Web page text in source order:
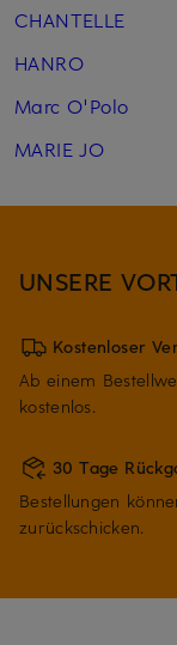
CHANTELLE
HANRO
Marc O'Polo
MARIE JO
UNSERE
Kostenloser
Ab einem
kostenlos.
30 Tage
Bestellungen
zurückschicken.